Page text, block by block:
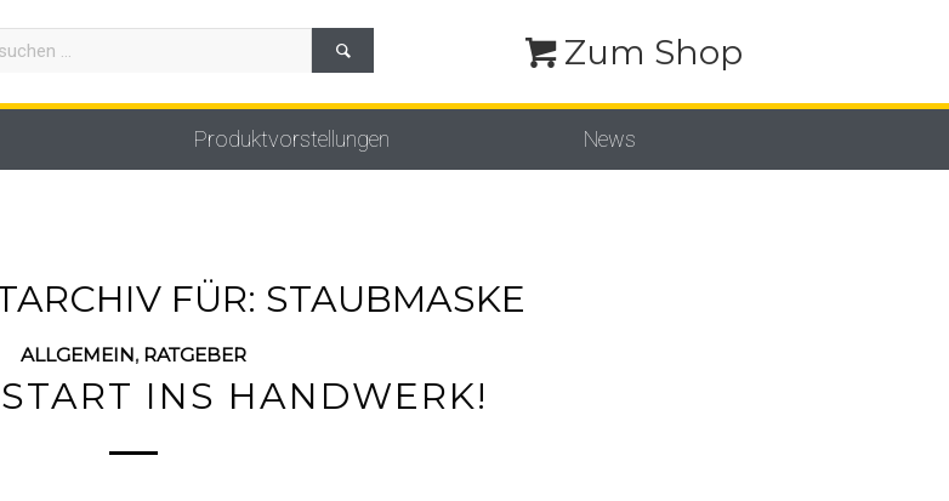
Zum Shop
Produktvorstellungen News
FÜR: STAUBMASKE
ALLGEMEIN, RATGEBER
INS HANDWERK!